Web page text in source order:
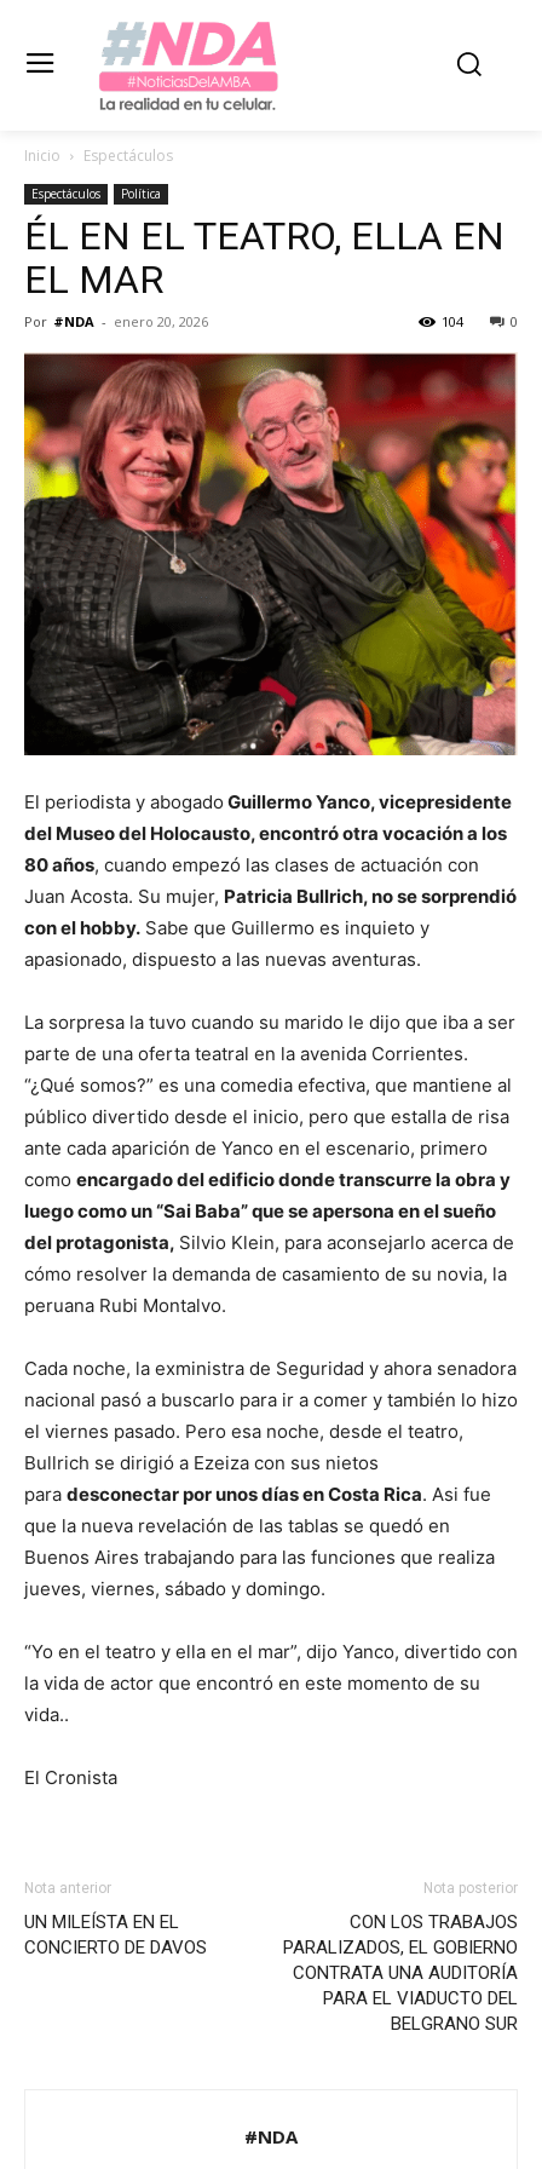
Inicio Espectáculos
Espectáculos Política
ÉL EN EL TEATRO, ELLA EN
EL MAR
Por #NDA - enero 20, 2026 0
104
El periodista y abogado Guillermo Yanco, vicepresidente
del Museo del Holocausto, encontró otra vocación a los
80 años, cuando empezó las clases de actuación con
Juan Acosta. Su mujer, Patricia Bullrich, no se sorprendió
con el hobby. Sabe que Guillermo es inquieto y
apasionado, dispuesto a las nuevas aventuras.
La sorpresa la tuvo cuando su marido le dijo que iba a ser
parte de una oferta teatral en la avenida Corrientes.
“¿Qué somos?” es una comedia efectiva, que mantiene al
público divertido desde el inicio, pero que estalla de risa
ante cada aparición de Yanco en el escenario, primero
como encargado del edificio donde transcurre la obra y
luego como un “Sai Baba” que se apersona en el sueño
del protagonista, Silvio Klein, para aconsejarlo acerca de
cómo resolver la demanda de casamiento de su novia, la
peruana Rubi Montalvo.
Cada noche, la exministra de Seguridad y ahora senadora
nacional pasó a buscarlo para ir a comer y también lo hizo
el viernes pasado. Pero esa noche, desde el teatro,
Bullrich se dirigió a Ezeiza con sus nietos
para desconectar por unos días en Costa Rica. Asi fue
que la nueva revelación de las tablas se quedó en
Buenos Aires trabajando para las funciones que realiza
jueves, viernes, sábado y domingo.
“Yo en el teatro y ella en el mar”, dijo Yanco, divertido con
la vida de actor que encontró en este momento de su
vida..
El Cronista
Nota anterior
UN MILEÍSTA EN EL
CONCIERTO DE DAVOS
Nota posterior
CON LOS TRABAJOS
PARALIZADOS, EL GOBIERNO
CONTRATA UNA AUDITORÍA
PARA EL VIADUCTO DEL
BELGRANO SUR
#NDA